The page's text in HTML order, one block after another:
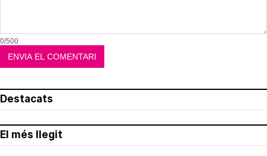
0/500
Destacats
El més llegit